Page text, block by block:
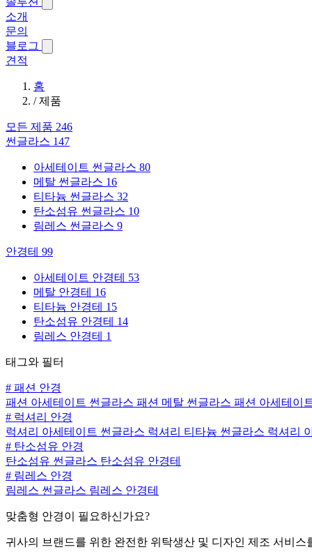
소개
문의
블로그
견적
홈
/제품
모든 제품 246
썬글라스 147
아세테이트 썬글라스 80
메탈 썬글라스 16
티타늄 썬글라스 32
탄소섬유 썬글라스 10
림레스 썬글라스 9
안경테 99
아세테이트 안경테 53
메탈 안경테 16
티타늄 안경테 15
탄소섬유 안경테 14
림레스 안경테 1
태그와 필터
# 패션 안경
패션 아세테이트 썬글라스 패션 메탈 썬글라스 패션 아세테이
# 럭셔리 안경
럭셔리 아세테이트 썬글라스 럭셔리 티타늄 썬글라스 럭셔리
# 탄소섬유 안경
탄소섬유 썬글라스 탄소섬유 안경테
# 림레스 안경
림레스 썬글라스 림레스 안경테
맞춤형 안경이 필요하신가요?
귀사의 브랜드를 위한 완전한 위탁생산 및 디자인 제조 서비스